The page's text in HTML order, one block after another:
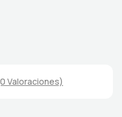
Valoraciones)